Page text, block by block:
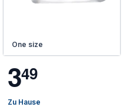
One size
349
Zu Hause